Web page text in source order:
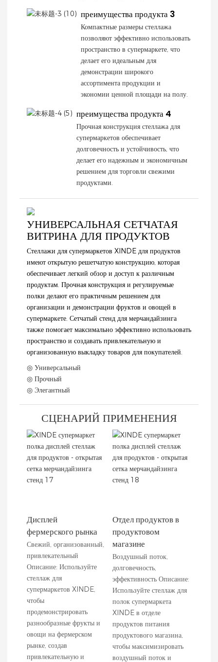
преимущества продукта 3
Компактные размеры стеллажа
позволяют эффективно использовать
пространство в супермаркете, что
делает его идеальным для
демонстрации широкого
ассортимента продукции и
экономии ценной площади на полу.
преимущества продукта 4
Прочная конструкция стеллажа для
супермаркетов обеспечивает
долговечность и устойчивость, что
делает его надежным и экономичным
решением для торговли свежими
продуктами.
УНИВЕРСАЛЬНАЯ СЕТЧАТАЯ
ВИТРИНА ДЛЯ ПРОДУКТОВ
Стеллажи для супермаркетов XINDE для продуктов
имеют открытую решетчатую конструкцию, которая
обеспечивает легкий обзор и доступ к различным
продуктам. Прочная конструкция и регулируемые
полки делают его практичным решением для
организации и демонстрации фруктов и овощей в
супермаркете. Сетчатый стенд для мерчандайзинга
также помогает максимально эффективно использовать
пространство и создавать привлекательную и
организованную выкладку товаров для покупателей.
◎ Универсальный
◎ Прочный
◎ Элегантный
СЦЕНАРИЙ ПРИМЕНЕНИЯ
Дисплей
фермерского рынка
Свежий, организованный,
привлекательный
Описание: Используйте
стеллаж для
супермаркетов XINDE,
чтобы
продемонстрировать
разнообразные фрукты и
овощи на фермерском
рынке, создав
привлекательную и
Отдел продуктов в
продуктовом
магазине
Воздушный поток,
долговечность,
эффективность Описание:
Используйте стеллаж для
полок супермаркета
XINDE в отделе
продуктов питания
продуктового магазина,
чтобы максимизировать
воздушный поток и